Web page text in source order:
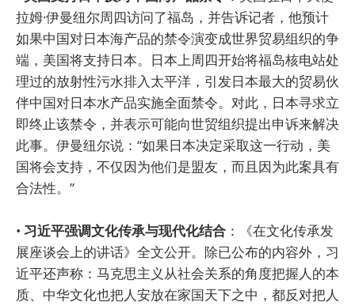
拉姆·伊曼纽尔周四访问了福岛，并告诉记者，他预计
如果中国对日本海产品的禁令演变成世界贸易组织的争
端，美国将支持日本。日本上周四开始将福岛核电站处
理过的放射性污水排入太平洋，引发日本最大的贸易伙
伴中国对日本水产品实施全面禁令。对此，日本寻求立
即终止该禁令，并表示可能向世贸组织提出申诉来解决
此事。伊曼纽尔说：“如果日本决定采取这一行动，美
国将会支持，不仅因为他们是盟友，而且因为此案具有
合法性。”
• 习近平强调文化传承与现代化结合 ：《在文化传承发
展座谈会上的讲话》全文公开。除已公布的内容外，习
近平还声称：马克思主义从社会关系的角度把握人的本
质、中华文化也把人安放在家国天下之中，都反对把人